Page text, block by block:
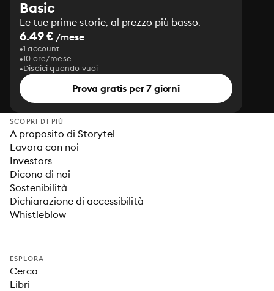
Basic
Le tue prime storie, al prezzo più basso.
6.49 € /mese
1 account
10 ore/mese
Disdici quando vuoi
Prova gratis per 7 giorni
SCOPRI DI PIÙ
A proposito di Storytel
Lavora con noi
Investors
Dicono di noi
Sostenibilità
Dichiarazione di accessibilità
Whistleblow
ESPLORA
Cerca
Libri